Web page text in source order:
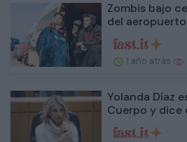
Zombis bajo
del aeropuerto
1 año atrás
Yolanda Díaz
Cuerpo y dice